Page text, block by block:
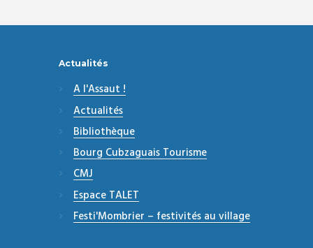
Actualités
A l'Assaut !
Actualités
Bibliothèque
Bourg Cubzaguais Tourisme
CMJ
Espace TALET
Festi'Mombrier – festivités au village